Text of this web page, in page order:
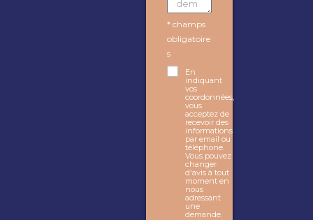
* champs
obligatoire
s
En
indiquant
vos
coordonnées,
vous
acceptez de
recevoir des
informations
par email ou
téléphone.
Vous pouvez
changer
d'avis à tout
moment en
nous
adressant
une
demande.